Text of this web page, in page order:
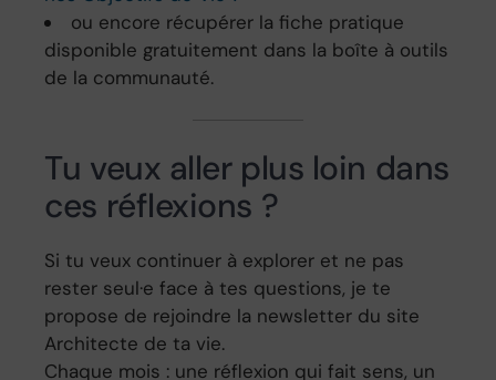
ou encore récupérer la fiche pratique
disponible gratuitement dans la boîte à outils
de la communauté.
Tu veux aller plus loin dans
ces réflexions ?
Si tu veux continuer à explorer et ne pas
rester seul·e face à tes questions, je te
propose de rejoindre la newsletter du site
Architecte de ta vie.
Chaque mois : une réflexion qui fait sens, un